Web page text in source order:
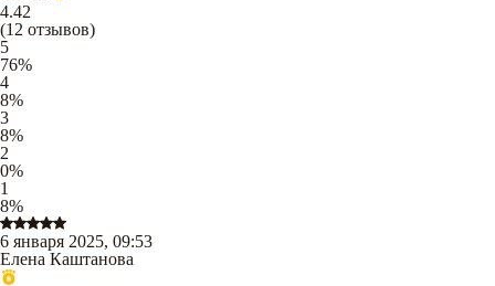
4.42
(12 отзывов)
5
76%
4
8%
3
8%
2
0%
1
8%
6 января 2025, 09:53
Елена Каштанова